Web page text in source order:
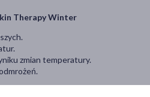
Therapy Winter
zmian temperatury.